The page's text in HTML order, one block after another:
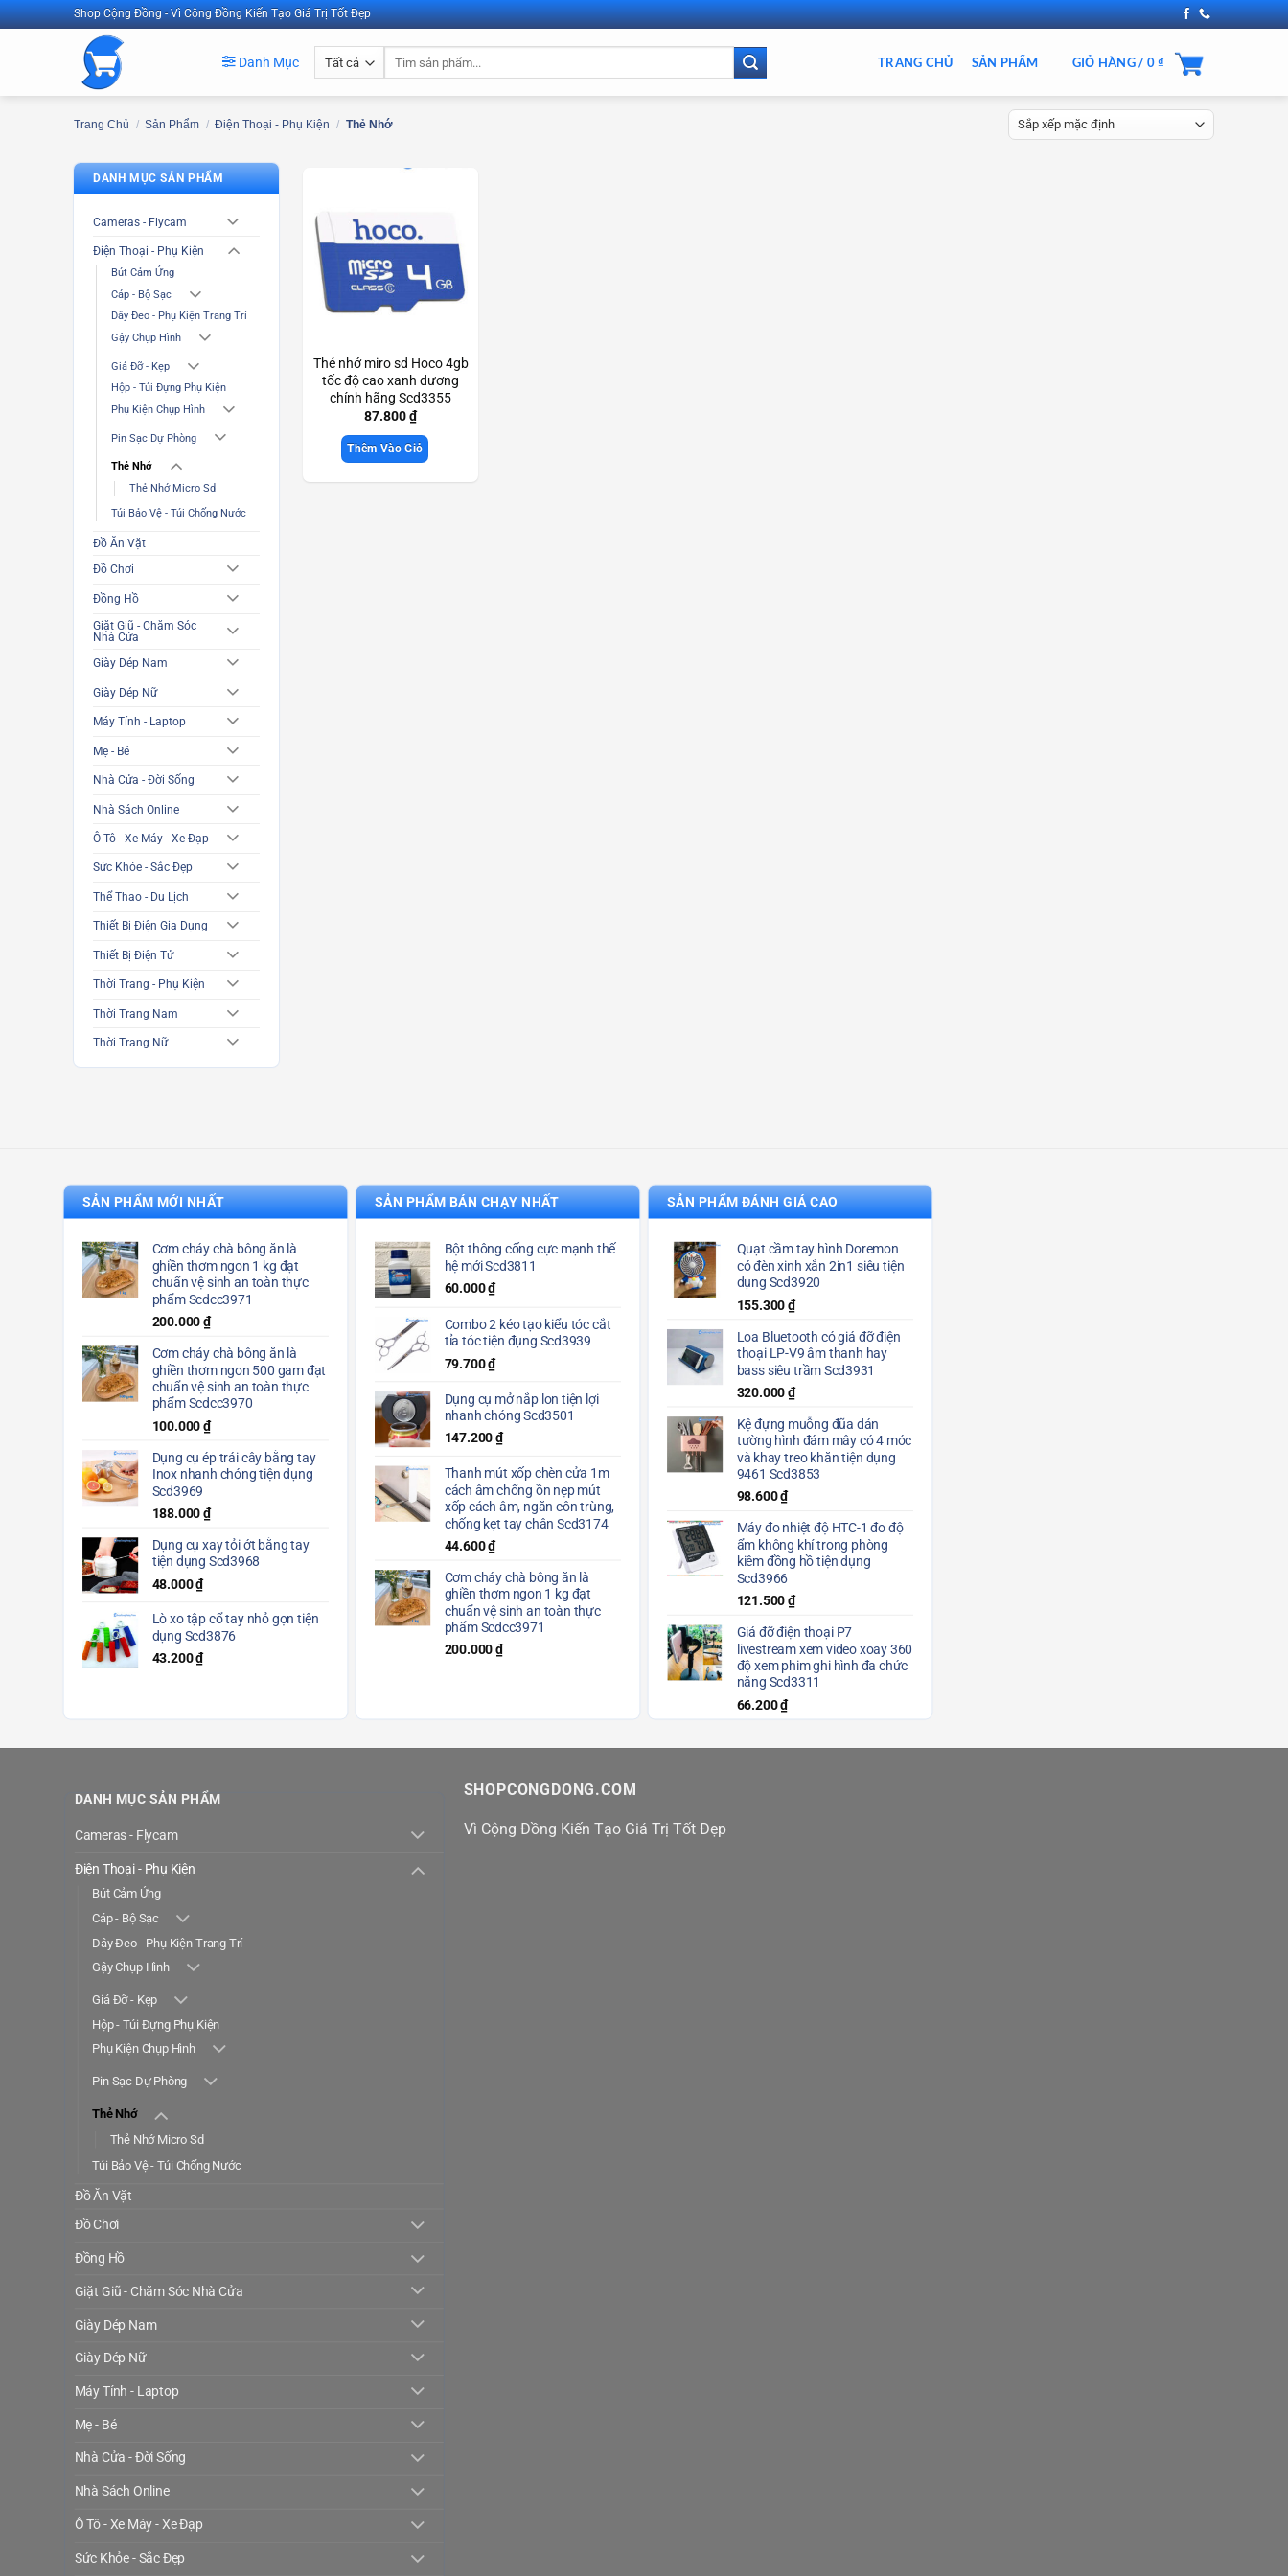
Bỏ
qua
Shop Cộng Đồng - Vì Cộng Đồng Kiến Tạo Giá Trị Tốt Đẹp
Danh Mục TRANG CHỦ SẢN PHẨM GIỎ HÀNG / 0₫
Trang Chủ / Sản Phẩm / Điện Thoại - Phụ Kiện / Thẻ Nhớ
DANH MỤC SẢN PHẨM
Cameras - Flycam
Điện Thoại - Phụ Kiện
Bút Cảm Ứng
Cáp - Bộ Sạc
Dây Đeo - Phụ Kiện Trang Trí
Gậy Chụp Hình
Giá Đỡ - Kẹp
Hộp - Túi Đựng Phụ Kiện
Phụ Kiện Chụp Hình
Pin Sạc Dự Phòng
Thẻ Nhớ
Thẻ Nhớ Micro Sd
Túi Bảo Vệ - Túi Chống Nước
Đồ Ăn Vặt
Đồ Chơi
Đồng Hồ
Giặt Giũ - Chăm Sóc
Nhà Cửa
Giày Dép Nam
Giày Dép Nữ
Máy Tính - Laptop
Mẹ - Bé
Nhà Cửa - Đời Sống
Nhà Sách Online
Ô Tô - Xe Máy - Xe Đạp
Sức Khỏe - Sắc Đẹp
Thể Thao - Du Lịch
Thiết Bị Điện Gia Dụng
Thiết Bị Điện Tử
Thời Trang - Phụ Kiện
Thời Trang Nam
Thời Trang Nữ
Thẻ nhớ miro sd Hoco 4gb
tốc độ cao xanh dương
chính hãng Scd3355
87.800₫
Thêm Vào Giỏ
SẢN PHẨM MỚI NHẤT
Cơm cháy chà bông ăn là
ghiền thơm ngon 1 kg đạt
chuẩn vệ sinh an toàn thực
phẩm Scdcc3971
200.000₫
Cơm cháy chà bông ăn là
ghiền thơm ngon 500 gam đạt
chuẩn vệ sinh an toàn thực
phẩm Scdcc3970
100.000₫
Dụng cụ ép trái cây bằng tay
Inox nhanh chóng tiện dụng
Scd3969
188.000₫
Dụng cụ xay tỏi ớt bằng tay
tiện dụng Scd3968
48.000₫
Lò xo tập cổ tay nhỏ gọn tiện
dụng Scd3876
43.200₫
SẢN PHẨM BÁN CHẠY NHẤT
Bột thông cống cực mạnh thế
hệ mới Scd3811
60.000₫
Combo 2 kéo tạo kiểu tóc cắt
tỉa tóc tiện đụng Scd3939
79.700₫
Dụng cụ mở nắp lon tiện lợi
nhanh chóng Scd3501
147.200₫
Thanh mút xốp chèn cửa 1m
cách âm chống ồn nẹp mút
xốp cách âm, ngăn côn trùng,
chống kẹt tay chân Scd3174
44.600₫
Cơm cháy chà bông ăn là
ghiền thơm ngon 1 kg đạt
chuẩn vệ sinh an toàn thực
phẩm Scdcc3971
200.000₫
SẢN PHẨM ĐÁNH GIÁ CAO
Quạt cầm tay hình Doremon
có đèn xinh xắn 2in1 siêu tiện
dụng Scd3920
155.300₫
Loa Bluetooth có giá đỡ điện
thoại LP-V9 âm thanh hay
bass siêu trầm Scd3931
320.000₫
Kệ đựng muỗng đũa dán
tường hình đám mây có 4 móc
và khay treo khăn tiện dụng
9461 Scd3853
98.600₫
Máy đo nhiệt độ HTC-1 đo độ
ẩm không khí trong phòng
kiêm đồng hồ tiện dụng
Scd3966
121.500₫
Giá đỡ điện thoại P7
livestream xem video xoay 360
độ xem phim ghi hình đa chức
năng Scd3311
66.200₫
DANH MỤC SẢN PHẨM
Cameras - Flycam
Điện Thoại - Phụ Kiện
Bút Cảm Ứng
Cáp - Bộ Sạc
Dây Đeo - Phụ Kiện Trang Trí
Gậy Chụp Hình
Giá Đỡ - Kẹp
Hộp - Túi Đựng Phụ Kiện
Phụ Kiện Chụp Hình
Pin Sạc Dự Phòng
Thẻ Nhớ
Thẻ Nhớ Micro Sd
Túi Bảo Vệ - Túi Chống Nước
Đồ Ăn Vặt
Đồ Chơi
Đồng Hồ
Giặt Giũ - Chăm Sóc Nhà Cửa
Giày Dép Nam
Giày Dép Nữ
Máy Tính - Laptop
Mẹ - Bé
Nhà Cửa - Đời Sống
Nhà Sách Online
Ô Tô - Xe Máy - Xe Đạp
Sức Khỏe - Sắc Đẹp
SHOPCONGDONG.COM
Vì Cộng Đồng Kiến Tạo Giá Trị Tốt Đẹp